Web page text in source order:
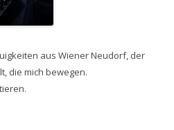
aus Wiener Neudorf, der
die mich bewegen.